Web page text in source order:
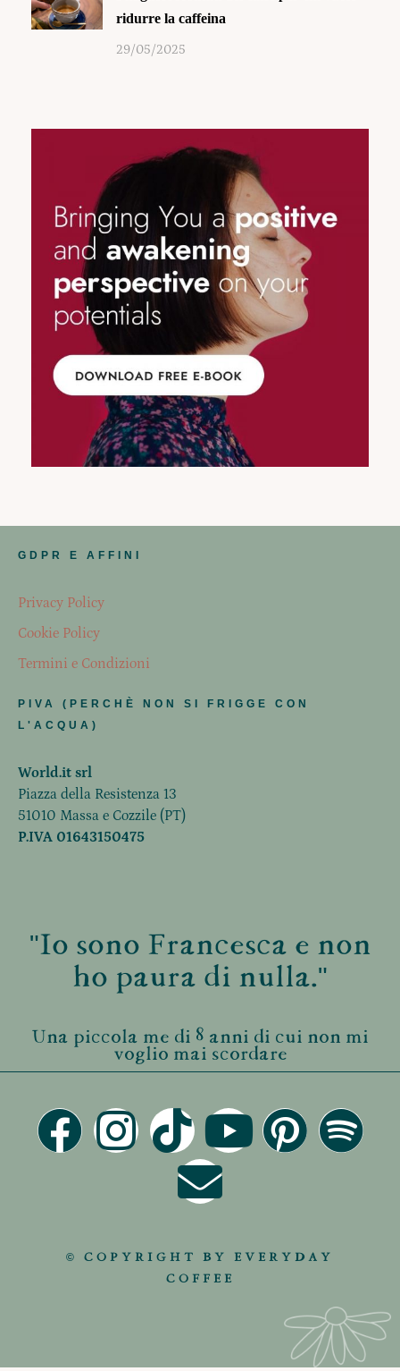
ridurre la caffeina
29/05/2025
GDPR E AFFINI
Privacy Policy
Cookie Policy
Termini e Condizioni
PIVA (PERCHÈ NON SI FRIGGE CON
L'ACQUA)
World.it srl
Piazza della Resistenza 13
51010 Massa e Cozzile (PT)
P.IVA 01643150475
"Io sono Francesca e non
ho paura di nulla."
Una piccola me di 8 anni di cui non mi
voglio mai scordare
© COPYRIGHT BY EVERYDAY
COFFEE